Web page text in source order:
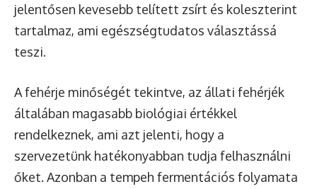
jelentősen kevesebb telített zsírt és koleszterint
tartalmaz, ami egészségtudatos választássá
teszi.
A fehérje minőségét tekintve, az állati fehérjék
általában magasabb biológiai értékkel
rendelkeznek, ami azt jelenti, hogy a
szervezetünk hatékonyabban tudja felhasználni
őket. Azonban a tempeh fermentációs folyamata